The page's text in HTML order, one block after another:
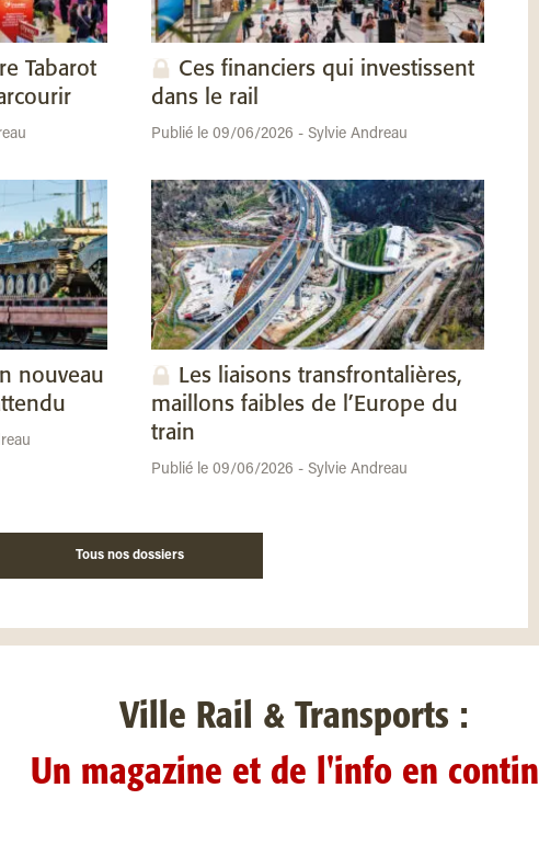
Tabarot
Ces financiers qui investissent
dans le rail
Publié le 09/06/2026 - Sylvie Andreau
nouveau
Les liaisons transfrontalières,
maillons faibles de l’Europe du
train
Publié le 09/06/2026 - Sylvie Andreau
Tous nos dossiers
Ville Rail & Transports :
Un magazine et de l'info en